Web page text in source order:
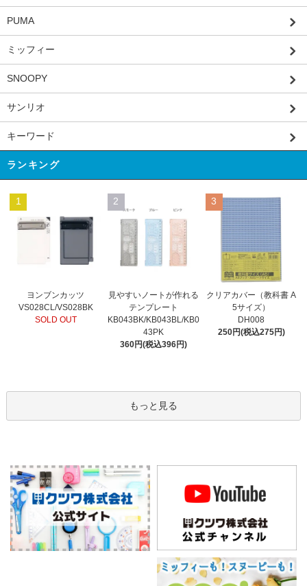
PUMA
ミッフィー
SNOOPY
サンリオ
キーワード
ランキング
1
ヨンブンカッツ
VS028CL/VS028BK
SOLD OUT
2
見やすいノートが作れる
テンプレート
KB043BK/KB043BL/KB0
43PK
360円(税込396円)
3
クリアカバー（教科書 A
5サイズ）
DH008
250円(税込275円)
もっと見る